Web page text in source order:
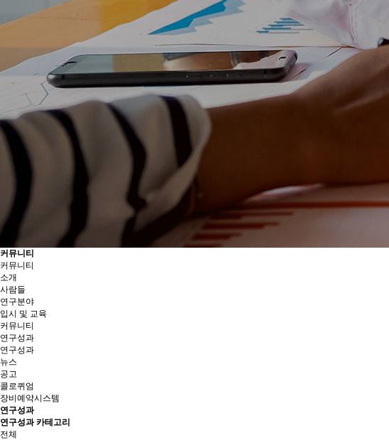
커뮤니티
커뮤니티
소개
사람들
연구분야
입시 및 교육
커뮤니티
연구성과
연구성과
뉴스
공고
콜로퀴엄
장비예약시스템
연구성과
연구성과 카테고리
전체